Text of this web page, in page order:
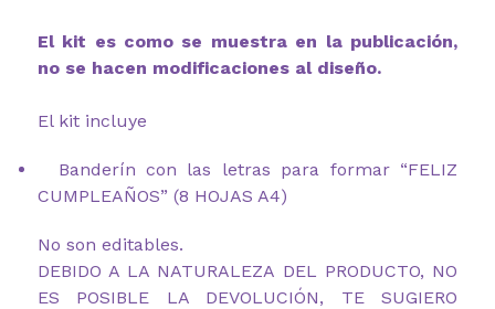
El kit es como se muestra en la publicación,
no se hacen modificaciones al diseño.
El kit incluye
Banderín con las letras para formar “FELIZ
CUMPLEAÑOS” (8 HOJAS A4)
No son editables.
DEBIDO A LA NATURALEZA DEL PRODUCTO, NO
ES POSIBLE LA DEVOLUCIÓN, TE SUGIERO